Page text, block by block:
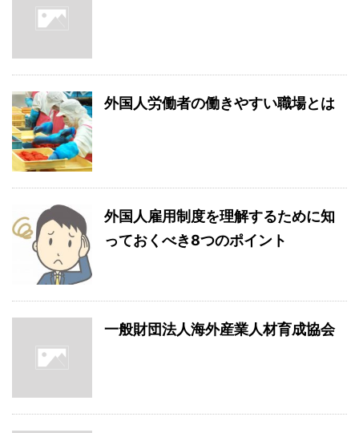
外国人労働者の働きやすい職場とは
外国人雇用制度を理解するために知
っておくべき8つのポイント
一般財団法人海外産業人材育成協会